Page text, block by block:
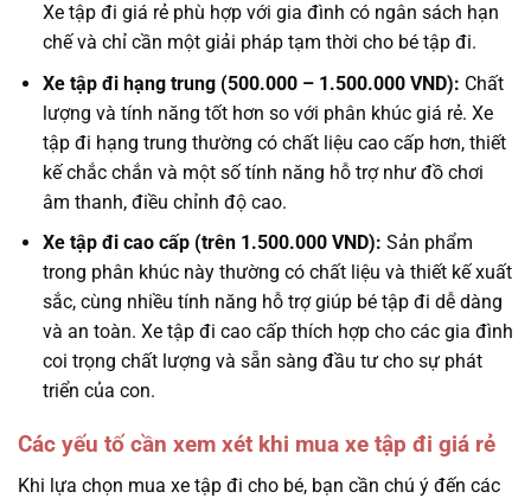
Xe tập đi giá rẻ phù hợp với gia đình có ngân sách hạn
chế và chỉ cần một giải pháp tạm thời cho bé tập đi.
Xe tập đi hạng trung (500.000 – 1.500.000 VND): Chất
lượng và tính năng tốt hơn so với phân khúc giá rẻ. Xe
tập đi hạng trung thường có chất liệu cao cấp hơn, thiết
kế chắc chắn và một số tính năng hỗ trợ như đồ chơi
âm thanh, điều chỉnh độ cao.
Xe tập đi cao cấp (trên 1.500.000 VND): Sản phẩm
trong phân khúc này thường có chất liệu và thiết kế xuất
sắc, cùng nhiều tính năng hỗ trợ giúp bé tập đi dễ dàng
và an toàn. Xe tập đi cao cấp thích hợp cho các gia đình
coi trọng chất lượng và sẵn sàng đầu tư cho sự phát
triển của con.
Các yếu tố cần xem xét khi mua xe tập đi giá rẻ
Khi lựa chọn mua xe tập đi cho bé, bạn cần chú ý đến các